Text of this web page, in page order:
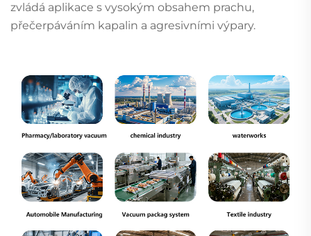
zvládá aplikace s vysokým obsahem prachu,
přečerpáváním kapalin a agresivními výpary.